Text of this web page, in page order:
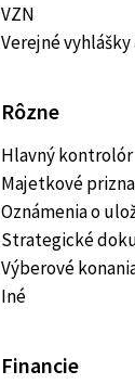
VZN
Verejné vyhlášky
Rôzne
Hlavný kontrolór
Majetkové
Oznámenia o
Strategické
Výberové
Iné
Financie